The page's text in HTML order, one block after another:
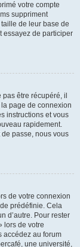
votre compte
suppriment
de leur base de
essayez de participer
être récupéré, il
page de connexion
instructions et vous
rapidement.
passe, nous vous
de votre connexion
prédéfinie. Cela
d’autre. Pour rester
lors de votre
accédez au forum
une université,